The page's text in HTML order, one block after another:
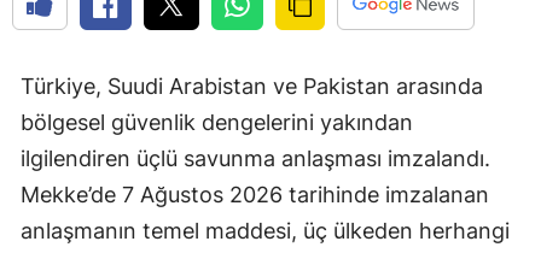
Türkiye, Suudi Arabistan ve Pakistan arasında
bölgesel güvenlik dengelerini yakından
ilgilendiren üçlü savunma anlaşması imzalandı.
Mekke’de 7 Ağustos 2026 tarihinde imzalanan
anlaşmanın temel maddesi, üç ülkeden herhangi